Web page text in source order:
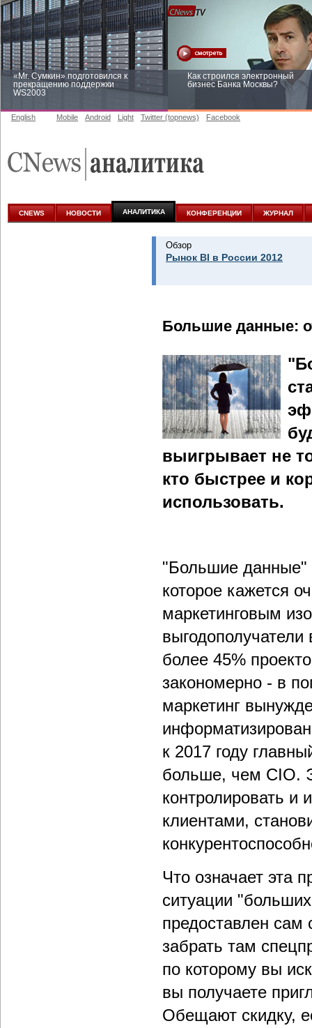
«Mr. Сумкин» подготовился к
прекращению поддержки
WS2003
Как строился электронный
бизнес Банка Москвы?
аналитике
English Mobile Android Light Twitter (topnews) Facebook
CNEWS НОВОСТИ АНАЛИТИКА КОНФЕРЕНЦИИ ЖУРНАЛ
Обзор
Рынок BI в России 2012
Большие данные:
выигрывает не
кто быстрее и
использовать.
"Большие данные"
которое кажется
маркетинговым
более 45%
закономерно - в
маркетинг
к 2017 году
больше, чем CIO.
контролировать и
клиентами,
Что означает эта
ситуации
предоставлен сам
забрать там
по которому вы
вы получаете
Обещают скидку,